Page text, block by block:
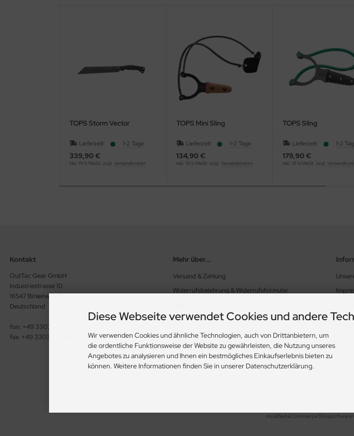
TOPS Storm Vector
Lieferzeit: 1-2 Tage
339,90 €
inkl. 19 % MwSt. zzgl. Versandkosten
TOPS Mini Sling
Lieferzeit: 1-2 Tage
134,90 €
inkl. 19 % MwSt. zzgl. Versandkosten
TOPS Sling
Lieferzeit: 1-2
179,90 €
inkl. 19 % MwSt. zzgl.
Kontakt
OutTac Gear GmbH
Industriestrasse 10
16547 Birkenwerder
Deutschland
fon: +49 3303 2174848
fax: +49 3303 2174849
Mehr über...
Versand & Zahlung
Widerrufsbelehrung & Widerrufsformular
Datenschutzerklärung
Informationen zur Echtheit der
Kundenbewertungen
Cookie Einstellungen
mod ified eCommerce
Diese Webseite verwendet Cookies und andere
Wir verwenden Cookies und ähnliche Technologien, auch von Drittanbietern, um
die ordentliche Funktionsweise der Website zu gewährleisten, die Nutzung unseres
Angebotes zu analysieren und Ihnen ein bestmögliches Einkaufserlebnis bieten zu
können. Weitere Informationen finden Sie in unserer Datenschutzerklärung.